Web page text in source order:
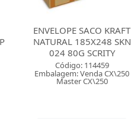
CANETA MARCA TEXTO
LUMICOLOR SOFT PASTEL
COM 60 SORTIDO
Código: 132092
Embalagem: Venda DP\1
Master DP\1